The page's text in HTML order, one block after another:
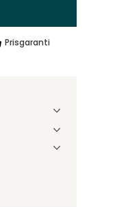
Prisgaranti